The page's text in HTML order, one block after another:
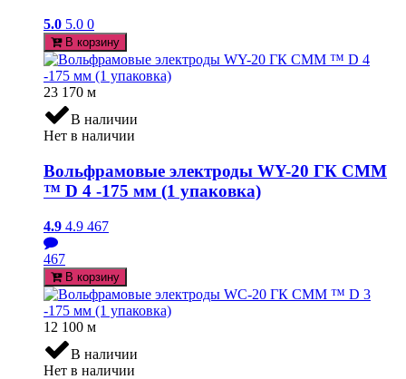
5.0 5.0 0
В корзину
23 170 м
В наличии
Нет в наличии
Вольфрамовые электроды WY-20 ГК СММ
™ D 4 -175 мм (1 упаковка)
4.9 4.9 467
467
В корзину
12 100 м
В наличии
Нет в наличии